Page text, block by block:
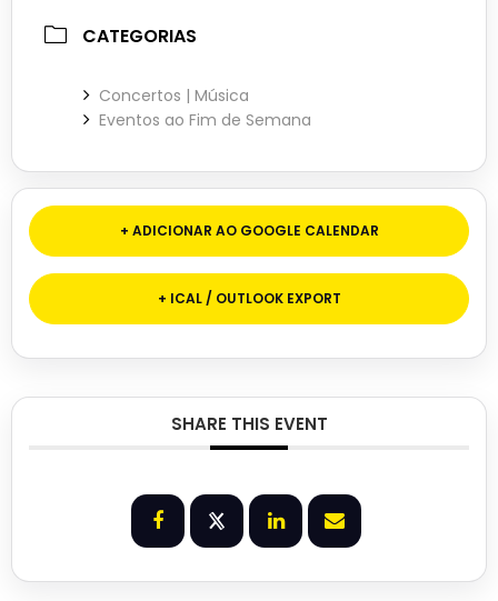
CATEGORIAS
Concertos | Música
Eventos ao Fim de Semana
+ ADICIONAR AO GOOGLE CALENDAR
+ ICAL / OUTLOOK EXPORT
SHARE THIS EVENT